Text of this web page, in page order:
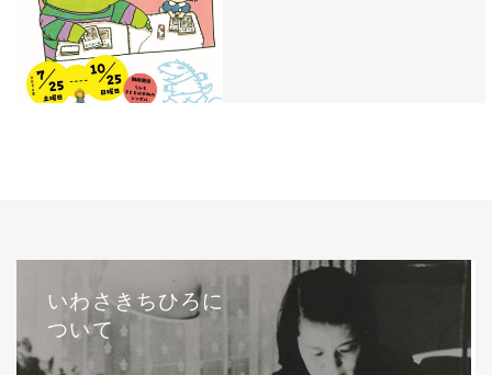
いわさきちひろに
ついて